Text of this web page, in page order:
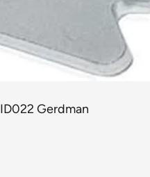
ID022 Gerdman